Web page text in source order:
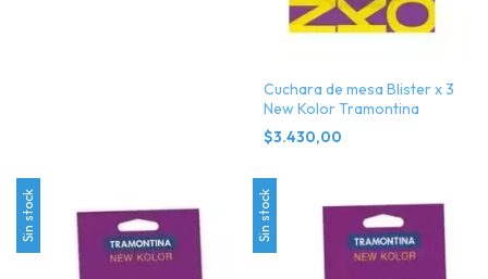
Cuchara de mesa Blister x 3
New Kolor Tramontina
$3.430,00
Sin stock Sin stock